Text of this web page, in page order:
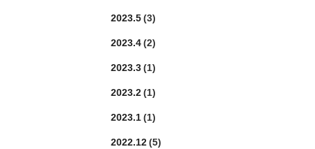
2023.5(3)
2023.4(2)
2023.3(1)
2023.2(1)
2023.1(1)
2022.12(5)